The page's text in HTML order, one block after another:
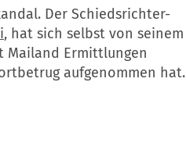
Der Schiedsrichter-
, hat sich selbst von seinem
Mailand Ermittlungen
aufgenommen hat.